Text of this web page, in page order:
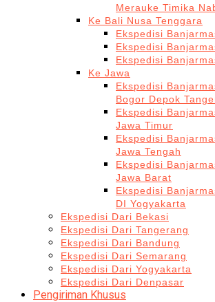
Merauke Timika
Ke Bali Nusa Tenggara
Ekspedisi
Ekspedisi
Ekspedisi
Ke Jawa
Ekspedisi
Bogor Depok
Ekspedisi
Jawa Timur
Ekspedisi
Jawa Tengah
Ekspedisi
Jawa Barat
Ekspedisi
DI Yogyakarta
Ekspedisi Dari Bekasi
Ekspedisi Dari Tangerang
Ekspedisi Dari Bandung
Ekspedisi Dari Semarang
Ekspedisi Dari Yogyakarta
Ekspedisi Dari Denpasar
Pengiriman Khusus